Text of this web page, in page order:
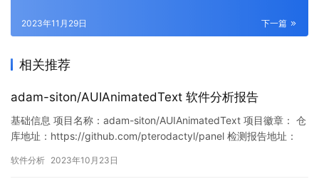
下一篇
2023年11月29日
相关推荐
adam-siton/AUIAnimatedText 软件分析报告
基础信息 项目名称：adam-siton/AUIAnimatedText 项目徽章： 仓
库地址：https://github.com/pterodactyl/panel 检测报告地址：
36576/1715516379557052416 此报告由Mur…
软件分析 2023年10月23日